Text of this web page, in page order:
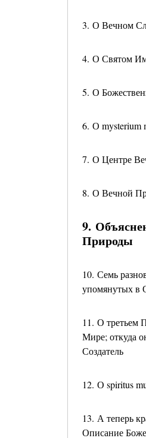
3. О Вечном
4. О Святом
5. О
6. О mysterium
7. О Центре
8. О Вечной
9.
Природы
10. Семь
упомянутых в
11. О третьем
Мире; откуда
Создатель
12. О spiritus
13. А теперь
Описание